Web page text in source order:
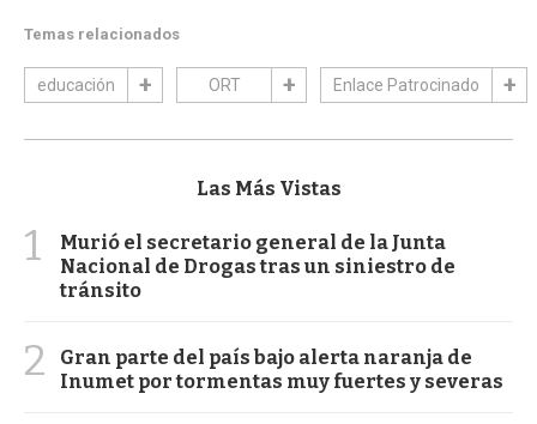
Temas relacionados
educación ORT Enlace Patrocinado
Las Más Vistas
1
Murió el secretario general de la Junta
Nacional de Drogas tras un siniestro de
tránsito
2
Gran parte del país bajo alerta naranja de
Inumet por tormentas muy fuertes y severas